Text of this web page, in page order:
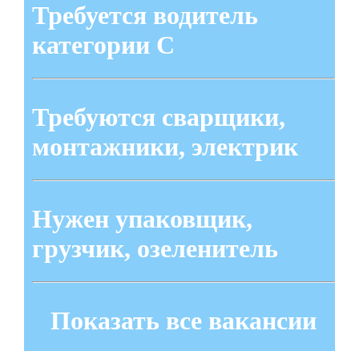
Требуется водитель
категории С
Требуются сварщики,
монтажники, электрик
Нужен упаковщик,
грузчик, озеленитель
Показать все вакансии